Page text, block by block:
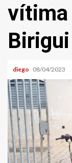
vítima
Birigui
diego 08/04/2023